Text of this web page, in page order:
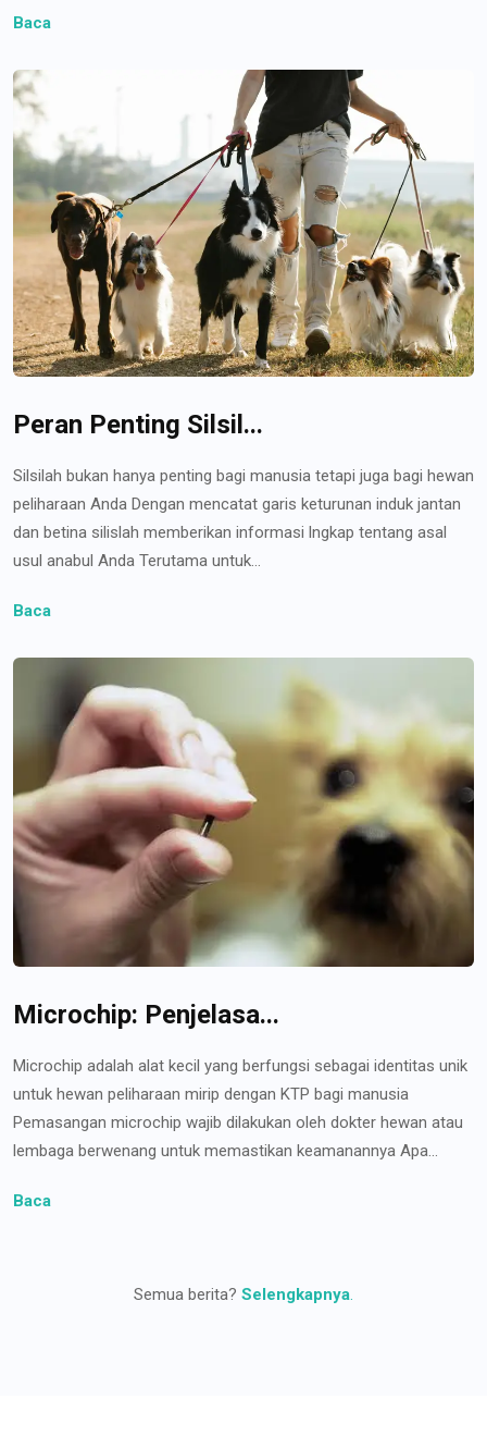
Baca
Peran Penting Silsil...
Silsilah bukan hanya penting bagi manusia tetapi juga bagi hewan
peliharaan Anda Dengan mencatat garis keturunan induk jantan
dan betina silislah memberikan informasi lngkap tentang asal
usul anabul Anda Terutama untuk...
Baca
Microchip: Penjelasa...
Microchip adalah alat kecil yang berfungsi sebagai identitas unik
untuk hewan peliharaan mirip dengan KTP bagi manusia
Pemasangan microchip wajib dilakukan oleh dokter hewan atau
lembaga berwenang untuk memastikan keamanannya Apa...
Baca
Semua berita? Selengkapnya